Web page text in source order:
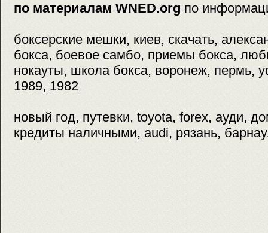
по материалам WNED.org по
боксерские мешки, киев, скачать,
бокса, боевое самбо, приемы бокса,
нокауты, школа бокса, воронеж, пермь,
1989, 1982
новый год, путевки, toyota, forex, ауди,
кредиты наличными, audi, рязань,